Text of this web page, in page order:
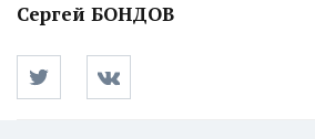
Сергей БОНДОВ